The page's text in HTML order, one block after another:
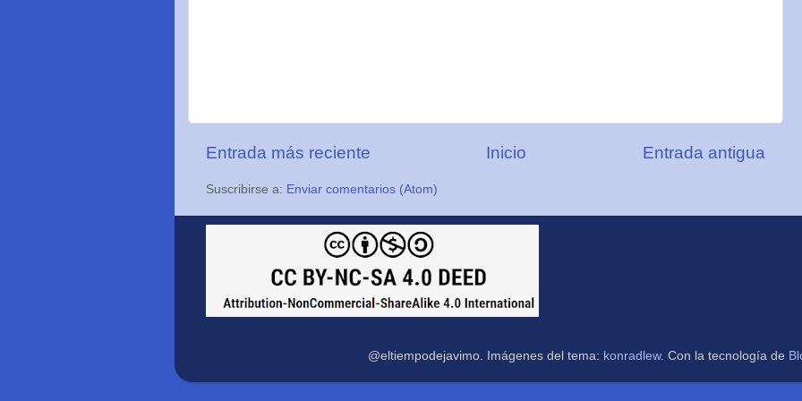
Entrada más reciente Entrada antigua
Inicio
Suscribirse a: Enviar comentarios (Atom)
@eltiempodejavimo. Imágenes del tema: konradlew. Con la tecnología de